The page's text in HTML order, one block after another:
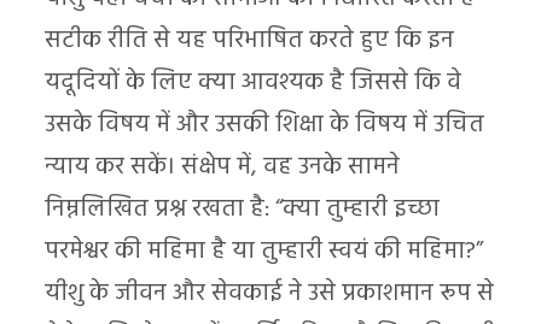
सटीक रीति से यह परिभाषित करते हुए कि इन
यदूदियों के लिए क्या आवश्यक है जिससे कि वे
उसके विषय में और उसकी शिक्षा के विषय में उचित
न्याय कर सकें। संक्षेप में, वह उनके सामने
निम्नलिखित प्रश्न रखता है: “क्या तुम्हारी इच्छा
परमेश्वर की महिमा है या तुम्हारी स्वयं की महिमा?”
यीशु के जीवन और सेवकाई ने उसे प्रकाशमान रूप से